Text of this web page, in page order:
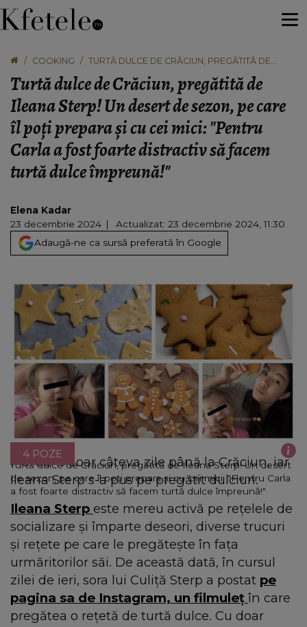
COOKING
TURTĂ DULCE DE CRĂCIUN, PREGĂTITĂ DE
ÎL POȚI PREPARA ȘI CU CEI MICI: "PENTRU CARLA
A FOST FOARTE DISTRACTIV SĂ FACEM TURTĂ
DULCE ÎMPREUNĂ!"
Turtă dulce de Crăciun, pregătită de
Ileana Sterp! Un desert de sezon, pe care
îl poți prepara și cu cei mici: "Pentru
Carla a fost foarte distractiv să facem
turtă dulce împreună!"
Elena Kadar
23 decembrie 2024
Actualizat: 23 decembrie 2024, 11:30
Adaugă-ne ca sursă preferată în Google
Turtă dulce de Crăciun, pregătită de Ileana Sterp! Un desert
de sezon, pe care îl poți prepara și cu cei mici: "Pentru Carla
a fost foarte distractiv să facem turtă dulce împreună!"
4 POZE
Mai sunt doar câteva zile până la Crăciun, iar
Ileana Sterp s-a pus pe pregătit dulciuri.
Ileana Sterp este mereu activă pe rețelele de
socializare și împarte deseori, diverse trucuri
și rețete pe care le pregătește în fața
urmăritorilor săi. De această dată, în cursul
zilei de ieri, sora lui Culiță Sterp a postat pe
pagina sa de Instagram, un filmuleț în care
pregătea o rețetă de turtă dulce. Cu doar